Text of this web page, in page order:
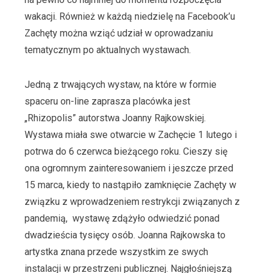
wakacji. Również w każdą niedzielę na Facebook’u
Zachęty można wziąć udział w oprowadzaniu
tematycznym po aktualnych wystawach.
Jedną z trwających wystaw, na które w formie
spaceru on-line zaprasza placówka jest
„Rhizopolis” autorstwa Joanny Rajkowskiej.
Wystawa miała swe otwarcie w Zachęcie 1 lutego i
potrwa do 6 czerwca bieżącego roku. Cieszy się
ona ogromnym zainteresowaniem i jeszcze przed
15 marca, kiedy to nastąpiło zamknięcie Zachęty w
związku z wprowadzeniem restrykcji związanych z
pandemią, wystawę zdążyło odwiedzić ponad
dwadzieścia tysięcy osób. Joanna Rajkowska to
artystka znana przede wszystkim ze swych
instalacji w przestrzeni publicznej. Najgłośniejszą